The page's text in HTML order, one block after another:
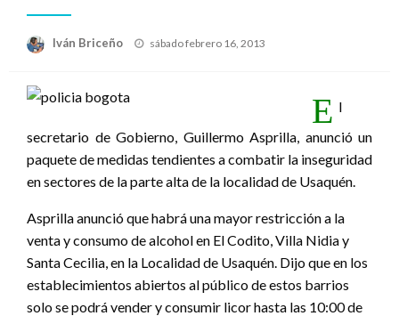
Iván Briceño
Publicado
sábado febrero 16, 2013
E l
secretario de Gobierno, Guillermo Asprilla, anunció un
paquete de medidas tendientes a combatir la inseguridad
en sectores de la parte alta de la localidad de Usaquén.
Asprilla anunció que habrá una mayor restricción a la
venta y consumo de alcohol en El Codito, Villa Nidia y
Santa Cecilia, en la Localidad de Usaquén. Dijo que en los
establecimientos abiertos al público de estos barrios
solo se podrá vender y consumir licor hasta las 10:00 de